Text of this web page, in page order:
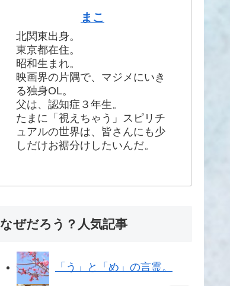
まこ
北関東出身。
東京都在住。
昭和生まれ。
映画界の片隅で、マジメにいき
る独身OL。
父は、認知症３年生。
たまに「視えちゃう」スピリチ
ュアルの世界は、皆さんにも少
しだけお裾分けしたいんだ。
なぜだろう？人気記事
「う」と「め」の言霊。